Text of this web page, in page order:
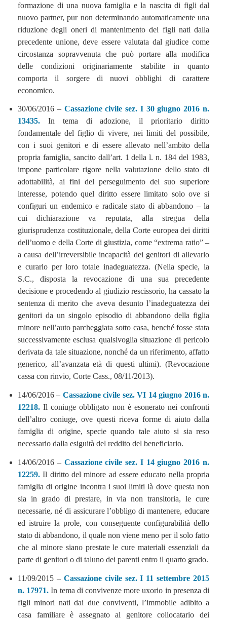
formazione di una nuova famiglia e la nascita di figli dal
nuovo partner, pur non determinando automaticamente una
riduzione degli oneri di mantenimento dei figli nati dalla
precedente unione, deve essere valutata dal giudice come
circostanza sopravvenuta che può portare alla modifica
delle condizioni originariamente stabilite in quanto
comporta il sorgere di nuovi obblighi di carattere
economico.
30/06/2016 – Cassazione civile sez. I 30 giugno 2016 n.
13435. In tema di adozione, il prioritario diritto
fondamentale del figlio di vivere, nei limiti del possibile,
con i suoi genitori e di essere allevato nell’ambito della
propria famiglia, sancito dall’art. 1 della l. n. 184 del 1983,
impone particolare rigore nella valutazione dello stato di
adottabilità, ai fini del perseguimento del suo superiore
interesse, potendo quel diritto essere limitato solo ove si
configuri un endemico e radicale stato di abbandono – la
cui dichiarazione va reputata, alla stregua della
giurisprudenza costituzionale, della Corte europea dei diritti
dell’uomo e della Corte di giustizia, come “extrema ratio” –
a causa dell’irreversibile incapacità dei genitori di allevarlo
e curarlo per loro totale inadeguatezza. (Nella specie, la
S.C., disposta la revocazione di una sua precedente
decisione e procedendo al giudizio rescissorio, ha cassato la
sentenza di merito che aveva desunto l’inadeguatezza dei
genitori da un singolo episodio di abbandono della figlia
minore nell’auto parcheggiata sotto casa, benché fosse stata
successivamente esclusa qualsivoglia situazione di pericolo
derivata da tale situazione, nonché da un riferimento, affatto
generico, all’avanzata età di questi ultimi). (Revocazione
cassa con rinvio, Corte Cass., 08/11/2013).
14/06/2016 – Cassazione civile sez. VI 14 giugno 2016 n.
12218.Il coniuge obbligato non è esonerato nei confronti
dell’altro coniuge, ove questi riceva forme di aiuto dalla
famiglia di origine, specie quando tale aiuto si sia reso
necessario dalla esiguità del reddito del beneficiario.
14/06/2016 – Cassazione civile sez. I 14 giugno 2016 n.
12259.Il diritto del minore ad essere educato nella propria
famiglia di origine incontra i suoi limiti là dove questa non
sia in grado di prestare, in via non transitoria, le cure
necessarie, né di assicurare l’obbligo di mantenere, educare
ed istruire la prole, con conseguente configurabilità dello
stato di abbandono, il quale non viene meno per il solo fatto
che al minore siano prestate le cure materiali essenziali da
parte di genitori o di taluno dei parenti entro il quarto grado.
11/09/2015 – Cassazione civile sez. I 11 settembre 2015
n. 17971.In tema di convivenze more uxorio in presenza di
figli minori nati dai due conviventi, l’immobile adibito a
casa familiare è assegnato al genitore collocatario dei